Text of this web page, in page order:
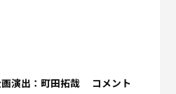
演出：町田拓哉 コメント